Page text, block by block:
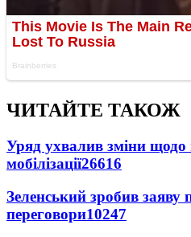
ЧИТАЙТЕ ТАКОЖ
Уряд ухвалив зміни щодо
мобілізації26616
Зеленський зробив заяву
переговори10247